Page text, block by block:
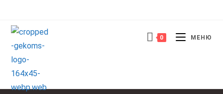
содержимому
0 МЕНЮ